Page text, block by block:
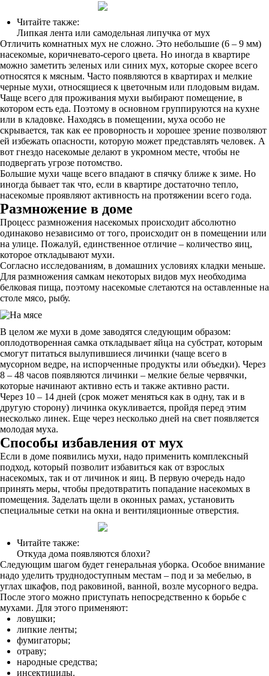
Читайте также:
Липкая лента или самодельная липучка от мух
Отличить комнатных мух не сложно. Это небольшие (6 – 9 мм)
насекомые, коричневато-серого цвета. Но иногда в квартире
можно заметить зеленых или синих мух, которые скорее всего
относятся к мясным. Часто появляются в квартирах и мелкие
черные мухи, относящиеся к цветочным или плодовым видам.
Чаще всего для проживания мухи выбирают помещение, в
котором есть еда. Поэтому в основном группируются на кухне
или в кладовке. Находясь в помещении, муха особо не
скрывается, так как ее проворность и хорошее зрение позволяют
ей избежать опасности, которую может представлять человек. А
вот гнездо насекомые делают в укромном месте, чтобы не
подвергать угрозе потомство.
Большие мухи чаще всего впадают в спячку ближе к зиме. Но
иногда бывает так что, если в квартире достаточно тепло,
насекомые проявляют активность на протяжении всего года.
Размножение в доме
Процесс размножения насекомых происходит абсолютно
одинаково независимо от того, происходит он в помещении или
на улице. Пожалуй, единственное отличие – количество яиц,
которое откладывают мухи.
Согласно исследованиям, в домашних условиях кладки меньше.
Для размножения самкам некоторых видов мух необходима
белковая пища, поэтому насекомые слетаются на оставленные на
столе мясо, рыбу.
В целом же мухи в доме заводятся следующим образом:
оплодотворенная самка откладывает яйца на субстрат, которым
смогут питаться вылупившиеся личинки (чаще всего в
мусорном ведре, на испорченные продукты или объедки). Через
8 – 48 часов появляются личинки – мелкие белые червячки,
которые начинают активно есть и также активно расти.
Через 10 – 14 дней (срок может меняться как в одну, так и в
другую сторону) личинка окукливается, пройдя перед этим
несколько линек. Еще через несколько дней на свет появляется
молодая муха.
Способы избавления от мух
Если в доме появились мухи, надо применить комплексный
подход, который позволит избавиться как от взрослых
насекомых, так и от личинок и яиц. В первую очередь надо
принять меры, чтобы предотвратить попадание насекомых в
помещения. Заделать щели в оконных рамах, установить
специальные сетки на окна и вентиляционные отверстия.
Читайте также:
Откуда дома появляются блохи?
Следующим шагом будет генеральная уборка. Особое внимание
надо уделить труднодоступным местам – под и за мебелью, в
углах шкафов, под раковиной, ванной, возле мусорного ведра.
После этого можно приступать непосредственно к борьбе с
мухами. Для этого применяют:
ловушки;
липкие ленты;
фумигаторы;
отраву;
народные средства;
инсектициды.